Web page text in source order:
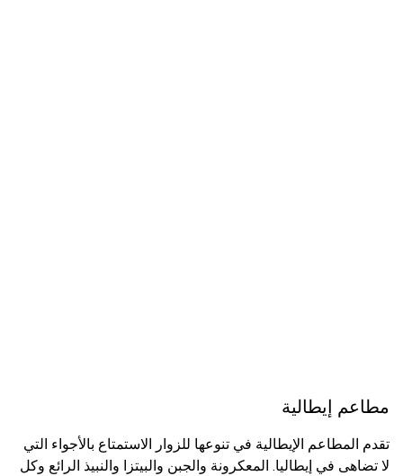
مطاعم إيطالية
تقدم المطاعم الإيطالية في تنوعها للزوار الاستمتاع بالأجواء التي
لا تضاهى في إيطاليا. المعكرونة والجبن والبيتزا والنبيذ الرائع وكل